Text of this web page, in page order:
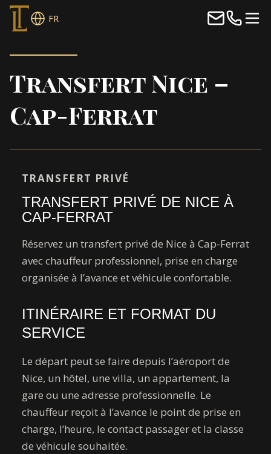
FR
Transfert Nice –
Cap-Ferrat
TRANSFERT PRIVÉ
TRANSFERT PRIVÉ DE NICE À
CAP-FERRAT
Réservez un transfert privé de Nice à Cap-Ferrat
avec chauffeur professionnel, prise en charge
organisée à l’avance et véhicule confortable.
ITINÉRAIRE ET FORMAT DU
SERVICE
Le départ peut se faire depuis l’aéroport de
Nice, un hôtel, une villa, un appartement, la
gare ou une adresse professionnelle. Le
chauffeur reçoit à l’avance le point de prise en
charge, l’heure, le contact passager et la classe
de véhicule souhaitée.